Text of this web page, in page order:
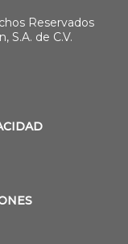
Reservados
S.A. de C.V.